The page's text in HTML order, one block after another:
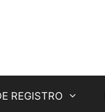
REGISTRO